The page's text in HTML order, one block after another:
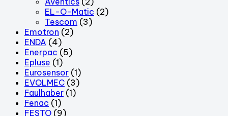
EL-O-Matic (2)
Tescom (3)
Emotron (2)
ENDA (4)
Enerpac (5)
Epluse (1)
Eurosensor (1)
EVOLMEC (3)
Faulhaber (1)
Fenac (1)
FESTO (9)